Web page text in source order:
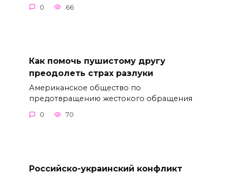
0 66
Как помочь пушистому другу
преодолеть страх разлуки
Американское общество по
предотвращению жестокого обращения
0 70
Российско-украинский конфликт